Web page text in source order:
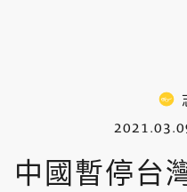
中國暫停台